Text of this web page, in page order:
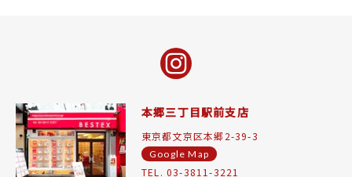
本郷三丁目駅前支店
東京都文京区本郷2-39-3
Google Map
TEL. 03-3811-3221